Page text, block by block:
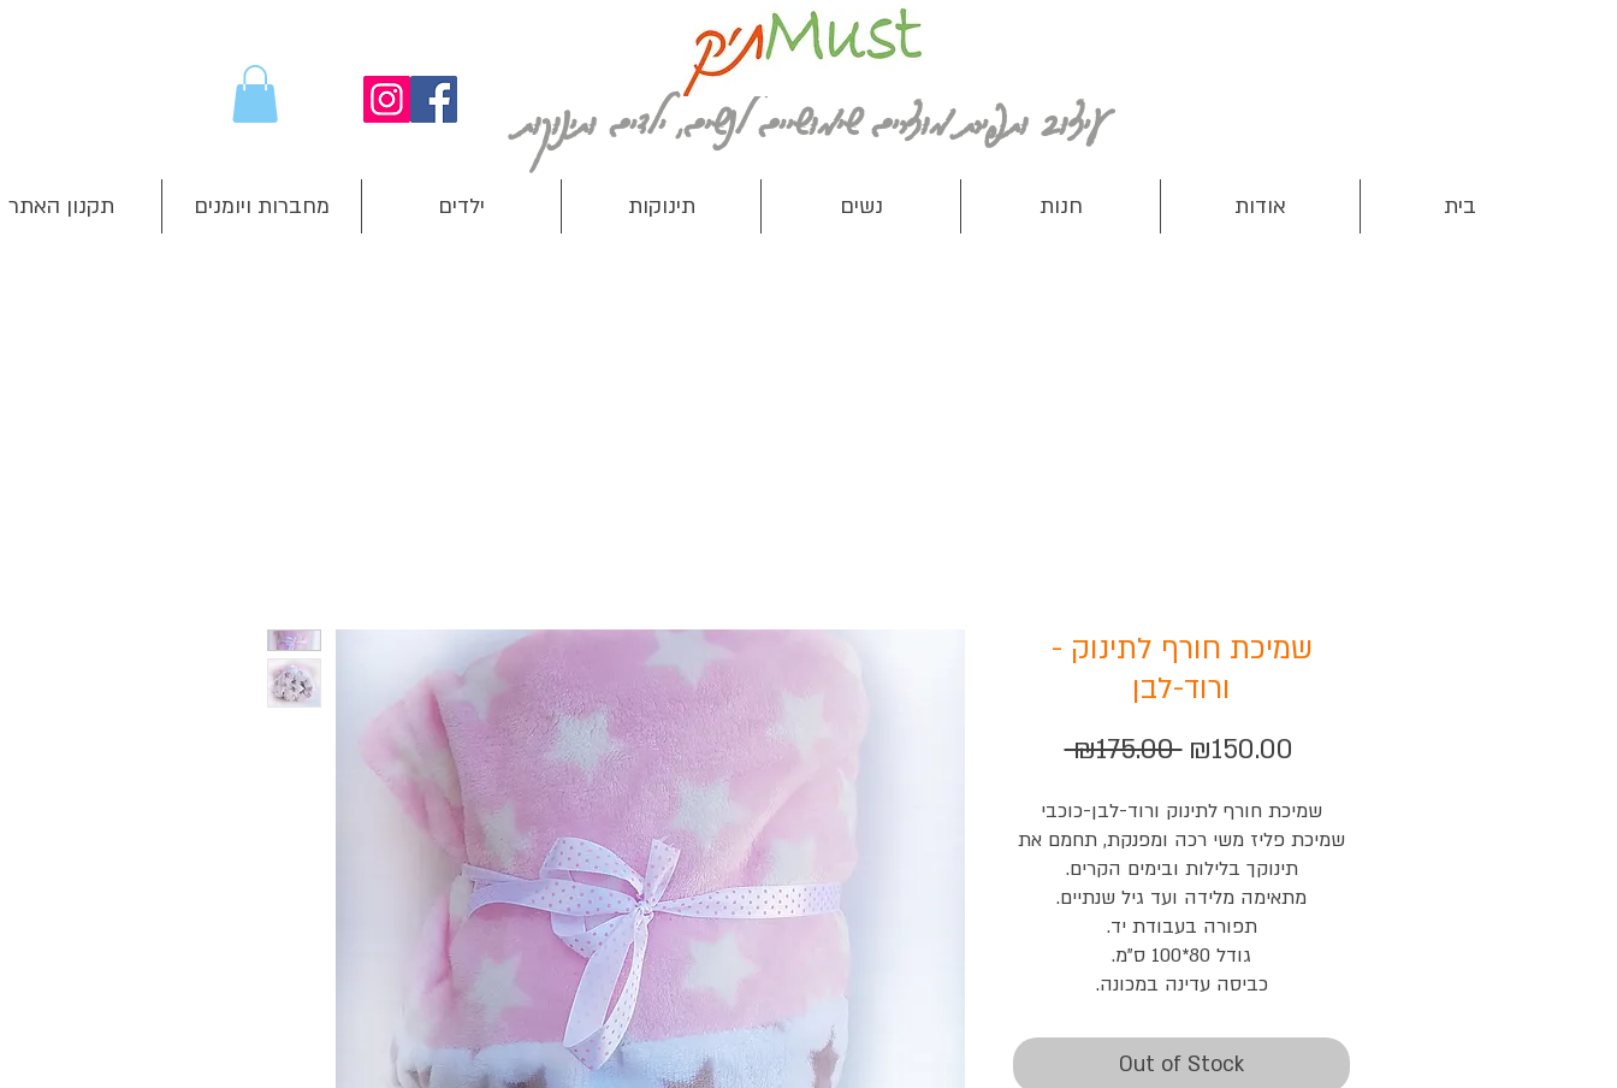
עיצוב ותפירת מוצרים שימושיים לנשים, ילדים ותינוקות
בית אודות חנות נשים תינוקות ילדים מחברות ויומנים תקנון האתר
שמיכת חורף לתינוק -
ורוד-לבן
₪175.00 Regular
₪150.00
שמיכת חורף לתינוק ורוד-לבן-כוכבי
שמיכת פליז משי רכה ומפנקת, תחמם את
תינוקך בלילות ובימים הקרים.
מתאימה מלידה ועד גיל שנתיים.
תפורה בעבודת יד.
גודל 80*100 ס"מ.
כביסה עדינה במכונה.
Out of Stock